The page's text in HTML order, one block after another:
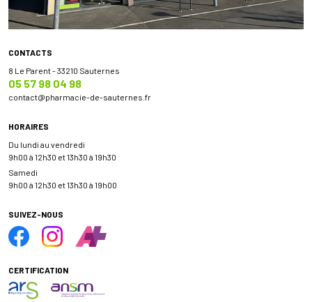
CONTACTS
8 Le Parent - 33210 Sauternes
05 57 98 04 98
contact@pharmacie-de-sauternes.fr
HORAIRES
Du lundi au vendredi
9h00 à 12h30 et 13h30 à 19h30
Samedi
9h00 à 12h30 et 13h30 à 19h00
SUIVEZ-NOUS
CERTIFICATION